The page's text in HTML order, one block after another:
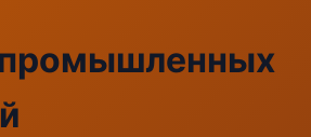
промышленных